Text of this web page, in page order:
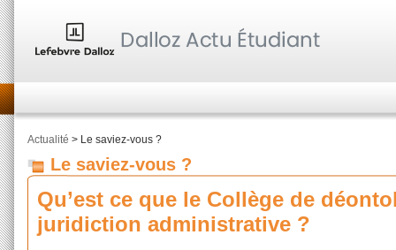
Actualité > Le saviez-vous ?
Le saviez-vous ?
Qu’est ce que le Collège de
juridiction administrative ?